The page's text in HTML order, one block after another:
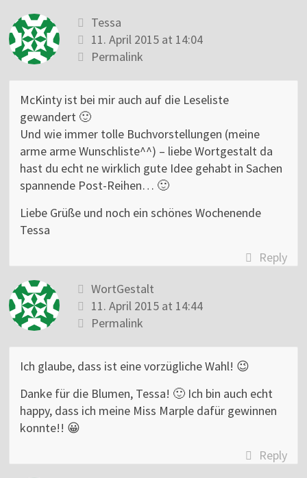
Tessa
11. April 2015 at 14:04
Permalink
McKinty ist bei mir auch auf die Leseliste
gewandert 🙂
Und wie immer tolle Buchvorstellungen (meine
arme arme Wunschliste^^) – liebe Wortgestalt da
hast du echt ne wirklich gute Idee gehabt in Sachen
spannende Post-Reihen… 🙂
Liebe Grüße und noch ein schönes Wochenende
Tessa
Reply
WortGestalt
11. April 2015 at 14:44
Permalink
Ich glaube, dass ist eine vorzügliche Wahl! 😉
Danke für die Blumen, Tessa! 🙂 Ich bin auch echt
happy, dass ich meine Miss Marple dafür gewinnen
konnte!! 😀
Reply